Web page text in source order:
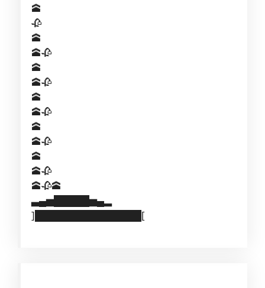
🕋
🥀
🕋
🕋🥀
🕋
🕋🥀
🕋
🕋🥀
🕋
🕋🥀
🕋
🕋🥀
🕋🥀🕋
▃▄▅█████▅▄▂
]███████████████[